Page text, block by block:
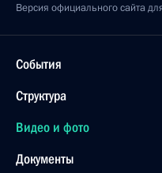
Версия официального сайта
События
Структура
Видео и фото
Документы